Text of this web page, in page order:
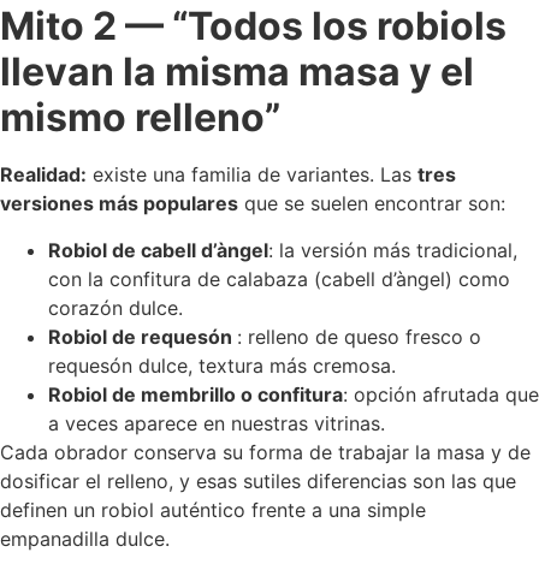
Mito 2 — “Todos los robiols
llevan la misma masa y el
mismo relleno”
Realidad: existe una familia de variantes. Las tres
versiones más populares que se suelen encontrar son:
Robiol de cabell d’àngel: la versión más tradicional,
con la confitura de calabaza (cabell d’àngel) como
corazón dulce.
Robiol de requesón : relleno de queso fresco o
requesón dulce, textura más cremosa.
Robiol de membrillo o confitura: opción afrutada que
a veces aparece en nuestras vitrinas.
Cada obrador conserva su forma de trabajar la masa y de
dosificar el relleno, y esas sutiles diferencias son las que
definen un robiol auténtico frente a una simple
empanadilla dulce.